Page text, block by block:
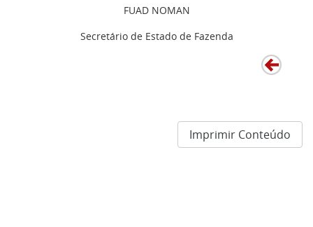
FUAD NOMAN
Secretário de Estado de Fazenda
Imprimir Conteúdo